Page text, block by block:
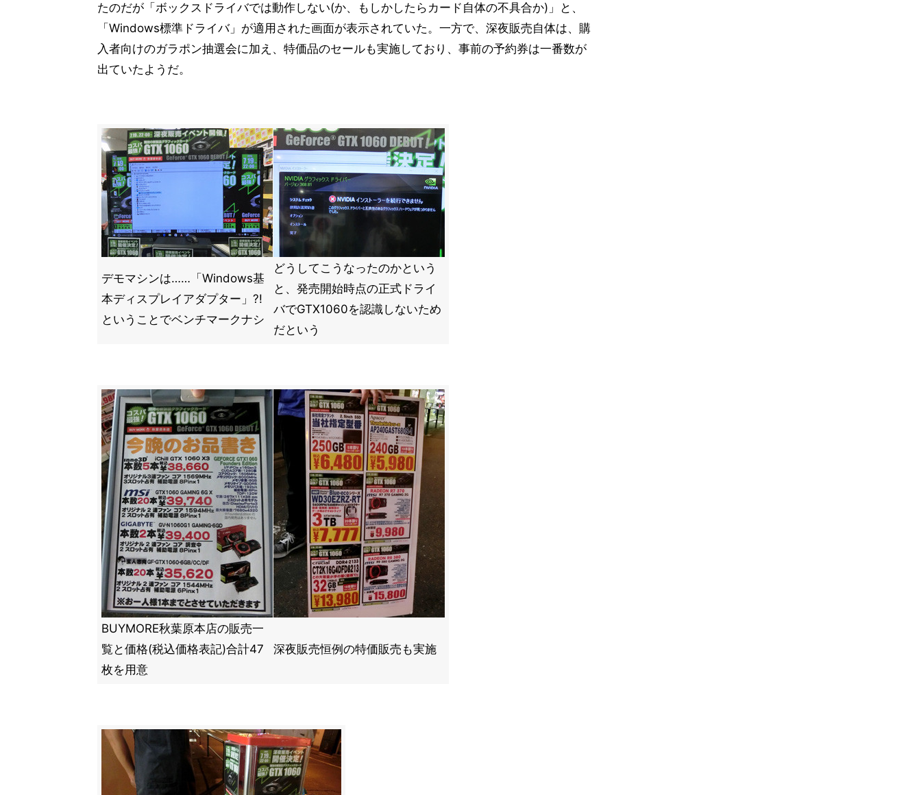
たのだが「ボックスドライバでは動作しない(か、もしかしたらカード自体の不具合か)」と、
「Windows標準ドライバ」が適用された画面が表示されていた。一方で、深夜販売自体は、購
入者向けのガラポン抽選会に加え、特価品のセールも実施しており、事前の予約券は一番数が
出ていたようだ。
デモマシンは……「Windows基
本ディスプレイアダプター」?!
ということでベンチマークナシ
どうしてこうなったのかという
と、発売開始時点の正式ドライ
バでGTX1060を認識しないため
だという
BUYMORE秋葉原本店の販売一
覧と価格(税込価格表記)合計47
枚を用意
深夜販売恒例の特価販売も実施